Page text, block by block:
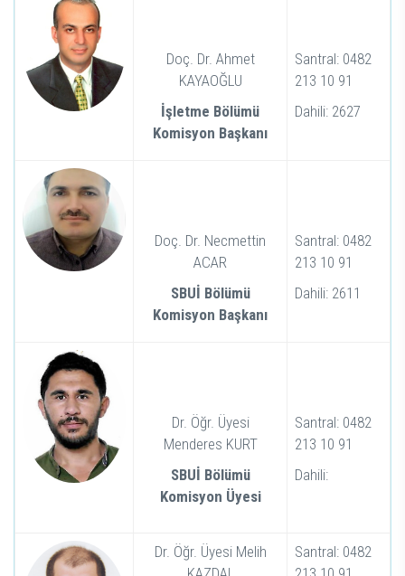
Doç. Dr. Ahmet
KAYAOĞLU
İşletme Bölümü
Komisyon Başkanı
Santral: 0482
213 10 91
Dahili: 2627
Doç. Dr. Necmettin
ACAR
SBUİ Bölümü
Komisyon Başkanı
Santral: 0482
213 10 91
Dahili: 2611
Dr. Öğr. Üyesi
Menderes KURT
SBUİ Bölümü
Komisyon Üyesi
Santral: 0482
213 10 91
Dahili:
Dr. Öğr. Üyesi Melih
Santral: 0482